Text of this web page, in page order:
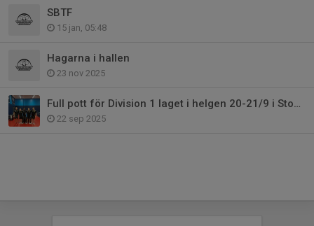
SBTF
15 jan, 05:48
Hagarna i hallen
23 nov 2025
Full pott för Division 1 laget i helgen 20-21/9 i Stockholm
22 sep 2025